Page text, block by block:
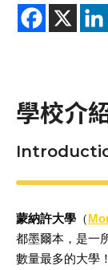
學校介
蒙納許大學 （
都墨爾本，是一
數量最多的大學